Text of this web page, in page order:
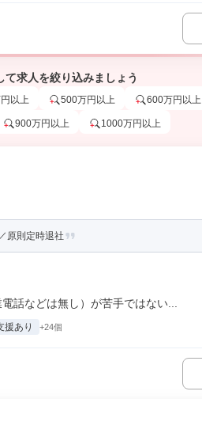
て求人を絞り込みましょう
以上 500万円以上 600万円以上
900万円以上 1000万円以上
原則定時退社
話などは無し）が苦手ではない...
援あり +24個